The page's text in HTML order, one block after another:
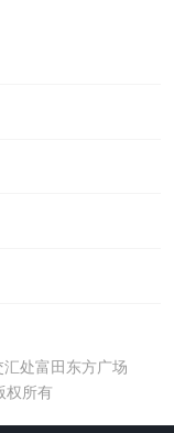
处富田东方广场
权所有